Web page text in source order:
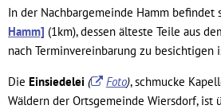
In der Nachbargemeinde Hamm befindet
Hamm] (1km), dessen älteste Teile aus
nach Terminvereinbarung zu besichtigen
Die Einsiedelei ( Foto), schmucke
Wäldern der Ortsgemeinde Wiersdorf, ist